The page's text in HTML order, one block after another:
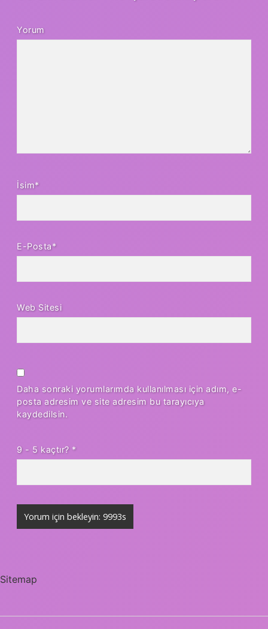
Yorum
İsim*
E-Posta*
Web Sitesi
Daha sonraki yorumlarımda kullanılması için adım, e-
posta adresim ve site adresim bu tarayıcıya
kaydedilsin.
9 - 5 kaçtır? *
Sitemap